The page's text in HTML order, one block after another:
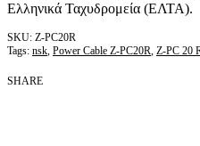
Ελληνικά Ταχυδρομεία (ΕΛΤΑ).
Z-PC20R
Tags: nsk Power Cable Z-PC20R Z-PC 20
SHARE